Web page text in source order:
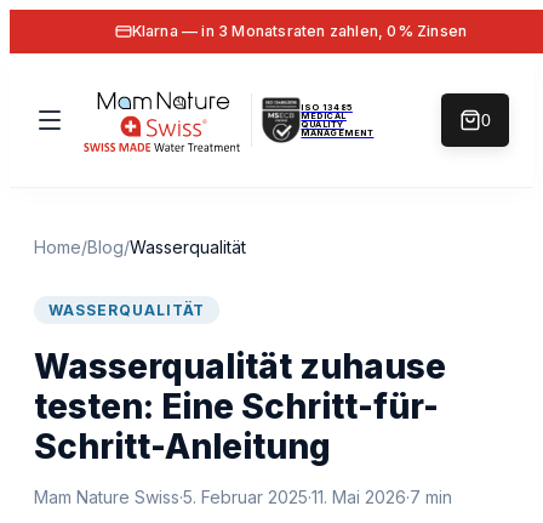
Klarna — in 3 Monatsraten zahlen, 0% Zinsen
ISO 13485
MEDICAL
QUALITY
MANAGEMENT
0
Home/Blog/Wasserqualität
WASSERQUALITÄT
Wasserqualität zuhause
testen: Eine Schritt-für-
Schritt-Anleitung
Mam Nature Swiss·5. Februar 2025·11. Mai 2026·7 min